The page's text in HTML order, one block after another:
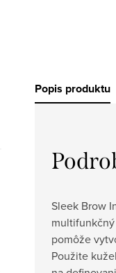
Popis produktu
Sleek Brow
pomôže
Použite